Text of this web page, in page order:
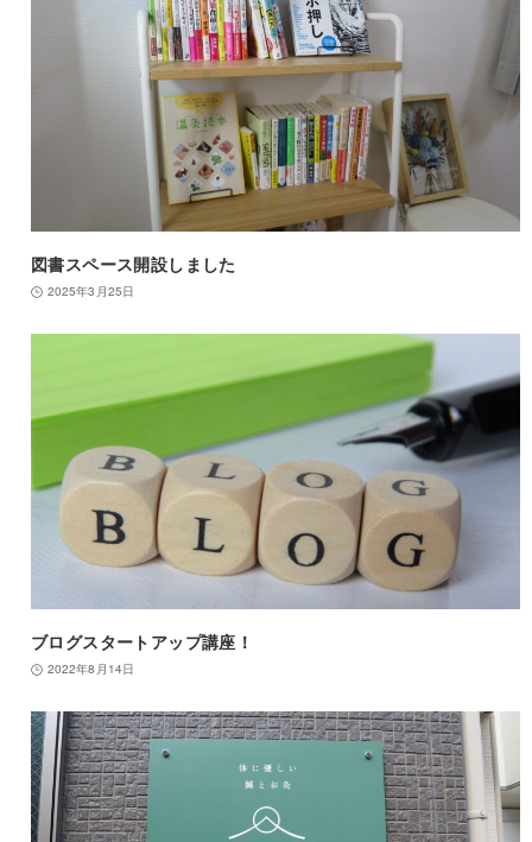
図書スペース開設しました
2025年3月25日
ブログスタートアップ講座！
2022年8月14日